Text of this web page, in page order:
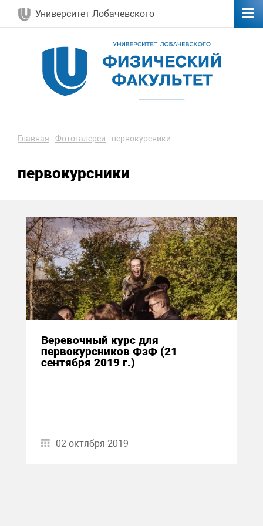
Университет Лобачевского
Главная -Фотогалереи - первокурсники
первокурсники
Веревочный курс для
первокурсников ФзФ (21
сентября 2019 г.)
02 октября 2019